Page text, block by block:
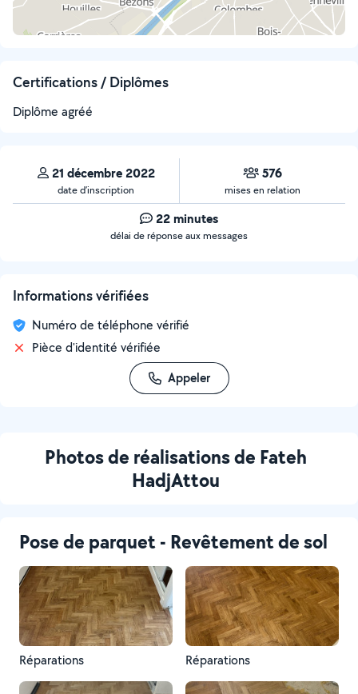
Certifications / Diplômes
Diplôme agréé
21 décembre 2022
date d’inscription
576
mises en relation
22 minutes
délai de réponse aux messages
Informations vérifiées
Numéro de téléphone vérifié
Pièce d'identité vérifiée
Appeler
Photos de réalisations de Fateh
HadjAttou
Pose de parquet - Revêtement de sol
Réparations Réparations